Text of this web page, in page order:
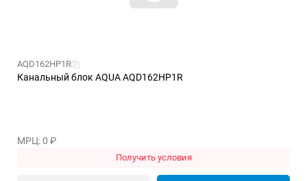
AQD162HP1R
Канальный блок AQUA AQD162HP1R
МРЦ: 0 ₽
Получить условия